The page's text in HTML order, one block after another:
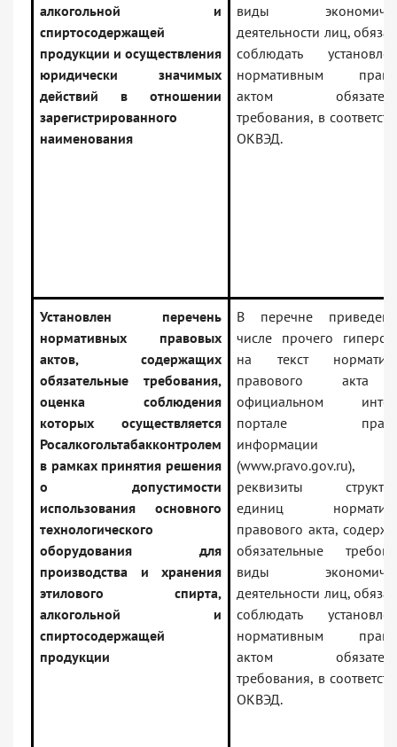
алкогольной и
спиртосодержащей
продукции и осуществления
юридически значимых
действий в отношении
зарегистрированного
наименования
виды
деятельности лиц,
соблюдать
нормативным
актом
требования, в
ОКВЭД.
Установлен перечень
нормативных правовых
актов, содержащих
обязательные требования,
оценка соблюдения
которых осуществляется
Росалкогольтабакконтролем
в рамках принятия решения
о допустимости
использования основного
технологического
оборудования для
производства и хранения
этилового спирта,
алкогольной и
спиртосодержащей
продукции
В перечне
числе прочего
на текст
правового
официальном
портале
информации
(www.pravo.gov.ru),
реквизиты
единиц
правового акта,
обязательные
виды
деятельности лиц,
соблюдать
нормативным
актом
требования, в
ОКВЭД.